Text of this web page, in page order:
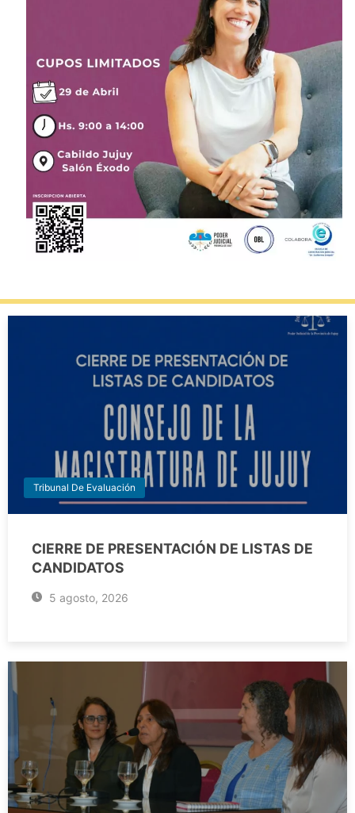
Tribunal De Evaluación
CIERRE DE PRESENTACIÓN DE LISTAS DE
CANDIDATOS
5 agosto, 2026